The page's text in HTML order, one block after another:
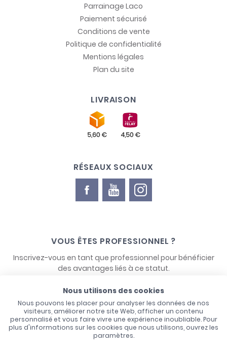
Parrainage Laco
Paiement sécurisé
Conditions de vente
Politique de confidentialité
Mentions légales
Plan du site
LIVRAISON
RÉSEAUX SOCIAUX
VOUS ÊTES PROFESSIONNEL ?
Inscrivez-vous en tant que professionnel pour bénéficier
des avantages liés à ce statut.
Nous utilisons des cookies
Nous pouvons les placer pour analyser les données de nos
visiteurs, améliorer notre site Web, afficher un contenu
personnalisé et vous faire vivre une expérience inoubliable. Pour
plus d'informations sur les cookies que nous utilisons, ouvrez les
paramètres.